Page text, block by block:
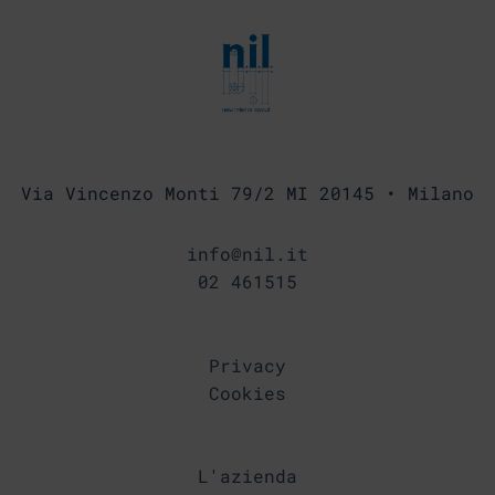
Via Vincenzo Monti 79/2 MI 20145 • Milano
info@nil.it
02 461515
Privacy
Cookies
L'azienda